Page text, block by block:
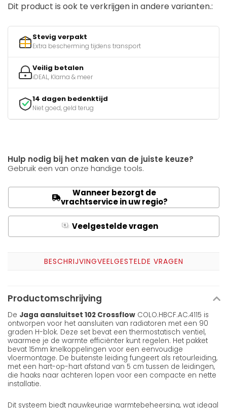
Dit product is ook te verkrijgen in andere varianten.:
Stevig verpakt
Extra bescherming tijdens transport
Veilig betalen
iDEAL, Klarna & meer
14 dagen bedenktijd
Niet goed, geld terug
Hulp nodig bij het maken van de juiste keuze?
Gebruik een van onze handige tools.
Wanneer bezorgt de
vrachtservice in uw regio?
Q Veelgestelde vragen
BESCHRIJVINGVEELGESTELDE VRAGEN
Productomschrijving
De Jaga aansluitset 102 Crossflow COLO.HBCF.AC.4115 is
ontworpen voor het aansluiten van radiatoren met een 90
graden H-blok. Deze set bevat een thermostatisch ventiel,
waarmee je de warmte efficiënter kunt regelen. Het pakket
bevat 15mm knelkoppelingen voor een eenvoudige
vloermontage. De buitenste leiding fungeert als retourleiding,
met een hart-op-hart afstand van 5 cm tussen de leidingen,
die haaks naar achteren lopen voor een compacte en nette
installatie.
Dit systeem biedt nauwkeurige warmtebeheersing, wat ideaal